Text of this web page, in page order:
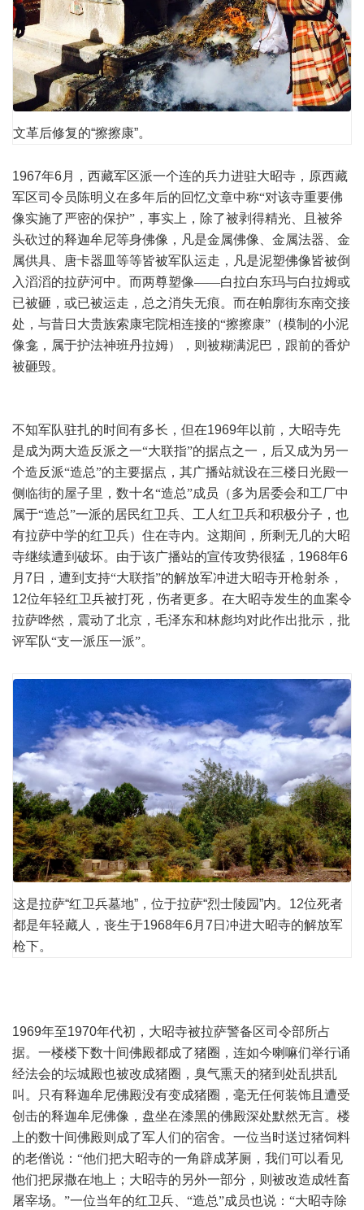
文革后修复的“擦擦康”。
1967年6月，西藏军区派一个连的兵力进驻大昭寺，原西藏
军区司令员陈明义在多年后的回忆文章中称“对该寺重要佛
像实施了严密的保护”，事实上，除了被剥得精光、且被斧
头砍过的释迦牟尼等身佛像，凡是金属佛像、金属法器、金
属供具、唐卡器皿等等皆被军队运走，凡是泥塑佛像皆被倒
入滔滔的拉萨河中。而两尊塑像——白拉白东玛与白拉姆或
已被砸，或已被运走，总之消失无痕。而在帕廓街东南交接
处，与昔日大贵族索康宅院相连接的“擦擦康”（模制的小泥
像龛，属于护法神班丹拉姆），则被糊满泥巴，跟前的香炉
被砸毁。
不知军队驻扎的时间有多长，但在1969年以前，大昭寺先
是成为两大造反派之一“大联指”的据点之一，后又成为另一
个造反派“造总”的主要据点，其广播站就设在三楼日光殿一
侧临街的屋子里，数十名“造总”成员（多为居委会和工厂中
属于“造总”一派的居民红卫兵、工人红卫兵和积极分子，也
有拉萨中学的红卫兵）住在寺内。这期间，所剩无几的大昭
寺继续遭到破坏。由于该广播站的宣传攻势很猛， 1968年6
月 7 日，遭到支持“大联指”的解放军冲进大昭寺开枪射杀，
12位年轻红卫兵被打死，伤者更多。在大昭寺发生的血案令
拉萨哗然，震动了北京，毛泽东和林彪均对此作出批示，批
评军队“支一派压一派”。
这是拉萨“红卫兵墓地”，位于拉萨“烈士陵园”内。12位死者
都是年轻藏人，丧生于1968年6月7日冲进大昭寺的解放军
枪下。
1969年至1970年代初，大昭寺被拉萨警备区司令部所占
据。一楼楼下数十间佛殿都成了猪圈，连如今喇嘛们举行诵
经法会的坛城殿也被改成猪圈，臭气熏天的猪到处乱拱乱
叫。只有释迦牟尼佛殿没有变成猪圈，毫无任何装饰且遭受
创击的释迦牟尼佛像，盘坐在漆黑的佛殿深处默然无言。楼
上的数十间佛殿则成了军人们的宿舍。一位当时送过猪饲料
的老僧说：“他们把大昭寺的一角辟成茅厕，我们可以看见
他们把尿撒在地上；大昭寺的另外一部分，则被改造成牲畜
屠宰场。”一位当年的红卫兵、“造总”成员也说：“大昭寺除